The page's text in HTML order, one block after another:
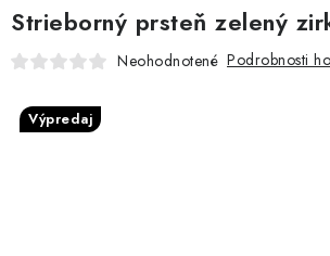
NÁHRDELNÍKY
Strieborný prsteň zelený
Neohodnotené Podrobnosti
Výpredaj